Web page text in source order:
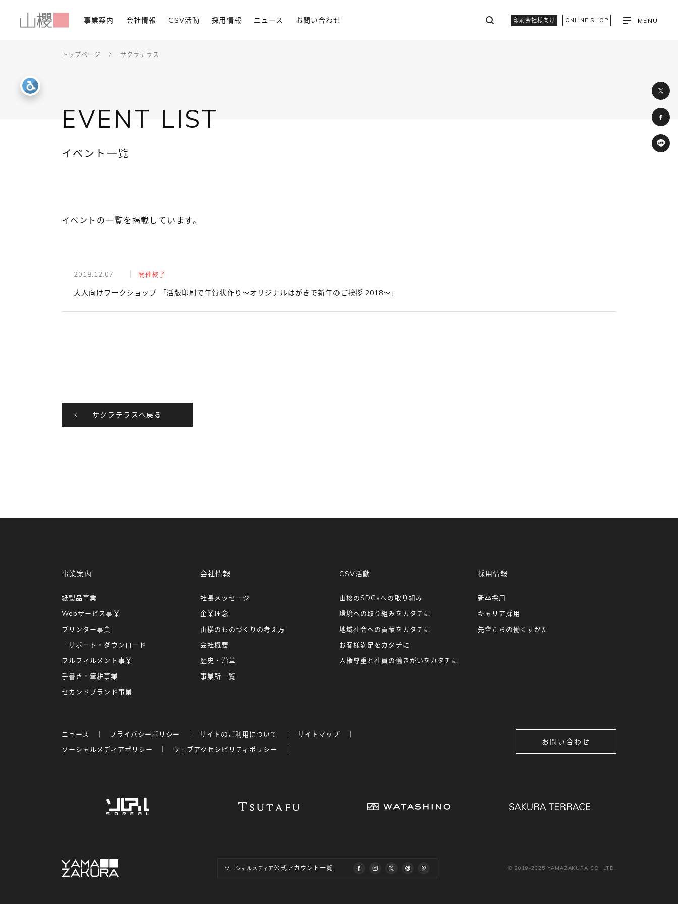
事業案内 会社情報 CSV活動 採用情報 ニュース お問い合わせ 印刷会社様向け ONLINE SHOP MENU
トップページ サクラテラス
EVENT LIST
イベント一覧
イベントの一覧を掲載しています。
2018.12.07 開催終了
大人向けワークショップ 「活版印刷で年賀状作り～オリジナルはがきで新年のご挨拶 2018～」
サクラテラスへ戻る
事業案内
紙製品事業
Webサービス事業
プリンター事業
└サポート・ダウンロード
フルフィルメント事業
手書き・筆耕事業
セカンドブランド事業
会社情報
社長メッセージ
企業理念
山櫻のものづくりの考え方
会社概要
歴史・沿革
事業所一覧
CSV活動
山櫻のSDGsへの取り組み
環境への取り組みをカタチに
地域社会への貢献をカタチに
お客様満足をカタチに
人権尊重と社員の働きがいをカタチに
採用情報
新卒採用
キャリア採用
先輩たちの働くすがた
ニュース プライバシーポリシー サイトのご利用について
サイトマップ
ソーシャルメディアポリシー
ウェブアクセシビリティポリシー
お問い合わせ
ソーシャルメディア公式アカウント一覧 © 2019-2025 YAMAZAKURA CO. LTD.